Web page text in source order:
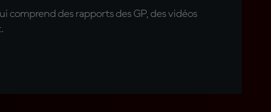
des rapports des GP, des vidéos